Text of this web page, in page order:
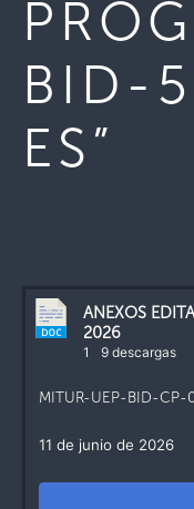
BID-
ES”
ANEXOS
2026
1 9 descargas
MITUR-UEP-BID-CP-
11 de junio de 2026